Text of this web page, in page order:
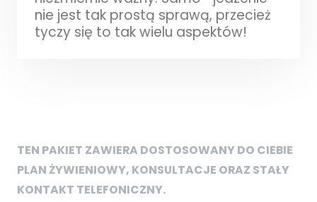
nie jest tak prostą sprawą, przecież
tyczy się to tak wielu aspektów!
TEN PAKIET ZAWIERA DOSTOSOWANY DO CIEBIE
PLAN ŻYWIENIOWY, KONSULTACJE ORAZ STAŁY
KONTAKT TELEFONICZNY.